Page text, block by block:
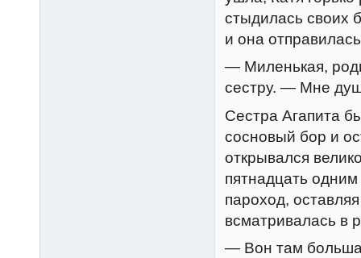
стыдилась своих
и она
— Миленькая,
сестру. — Мне
Сестра Агапита
сосновый бор и
открывался
пятнадцать
пароход,
всматривалась в
— Вон там